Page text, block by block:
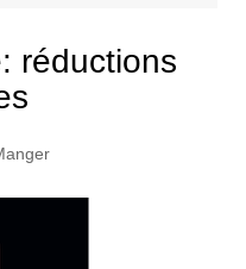
réductions